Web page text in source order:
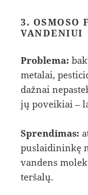
3. OSMOSO
VANDENIUI
Problema:
metalai,
dažnai
jų poveikiai –
Sprendimas:
puslaidininkę
vandens
teršalų.